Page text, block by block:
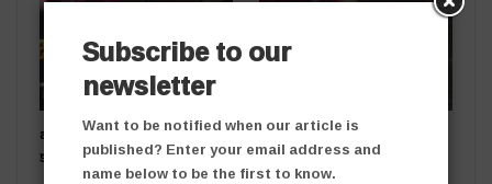
బంగారు దుకాణంలో చోరీ..
కలకలం
రోడ్డు ప్రమాదంలో ఒకరికి గాయాలు
Subscribe to our
newsletter
Want to be notified when our article is
published? Enter your email address and
name below to be the first to know.